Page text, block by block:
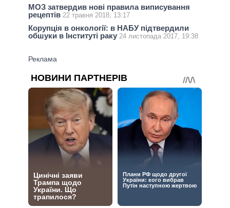
МОЗ затвердив нові правила виписування
рецептів 22 травня 2018, 13:17
Корупція в онкології: в НАБУ підтвердили
обшуки в Інституті раку 24 листопада 2017, 19:38